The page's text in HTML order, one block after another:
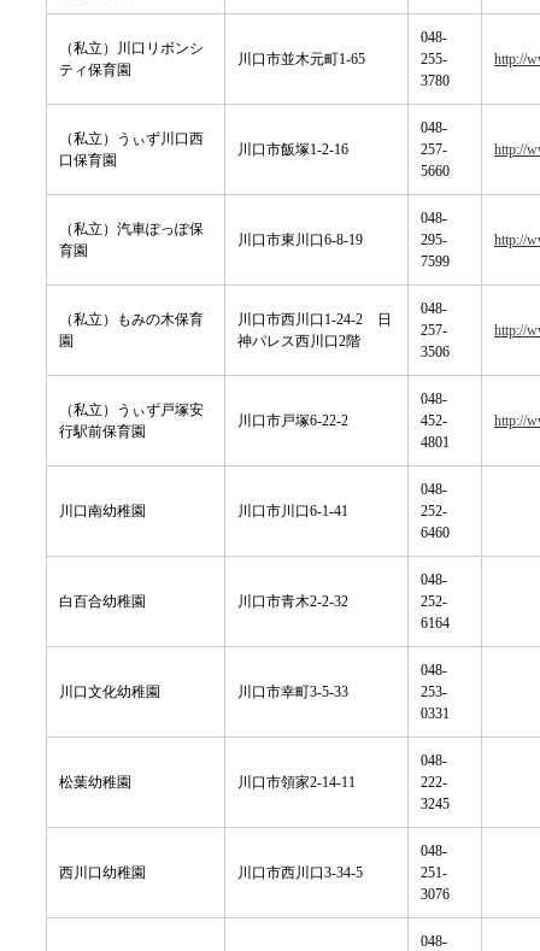
（私立）川口リボンシ
ティ保育園
川口市並木元町1-65
048-
255-
3780
http://
（私立）うぃず川口西
口保育園
川口市飯塚1-2-16
048-
257-
5660
http://
（私立）汽車ぽっぽ保
育園
川口市東川口6-8-19
048-
295-
7599
http://
（私立）もみの木保育
園
川口市西川口1-24-2 日
神パレス西川口2階
048-
257-
3506
http://
（私立）うぃず戸塚安
行駅前保育園
川口市戸塚6-22-2
048-
452-
4801
http://
川口南幼稚園 川口市川口6-1-41
048-
252-
6460
白百合幼稚園 川口市青木2-2-32
048-
252-
6164
川口文化幼稚園 川口市幸町3-5-33
048-
253-
0331
松葉幼稚園 川口市領家2-14-11
048-
222-
3245
西川口幼稚園 川口市西川口3-34-5
048-
251-
3076
048-